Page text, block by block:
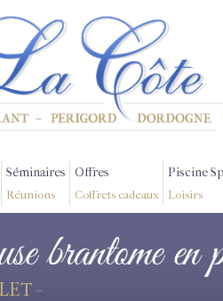
Séminaires
Réunions
Offres
Coffrets cadeaux
Piscine
Loisirs
brantome en
-